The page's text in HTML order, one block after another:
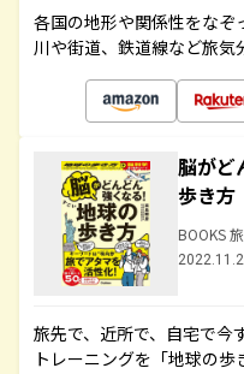
各国の地形や関係性をなぞ
川や街道、鉄道線など旅気
脳がど
歩き方
BOOKS
旅先で、近所で、自宅で今
トレーニングを「地球の